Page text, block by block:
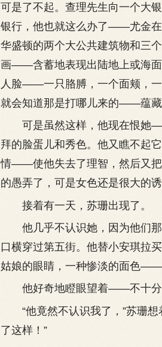
可是了不起。查理先生向一个大
银行，他也就这么办了——尤金在
华盛顿的两个大公共建筑物和三
画——含蓄地表现出陆地上或海面
人脸——一只胳膊，一个面颊，
就会知道那是打哪儿来的——蕴藏
可是虽然这样，他现在恨她
拜的脸蛋儿和秀色。他又瞧不起
情——使他失去了理智，然后又把
的愚弄了，可是女色还是很大的
接着有一天，苏珊出现了。
他几乎不认识她，因为他们那
口横穿过第五街。他替小安琪拉
姑娘的眼睛，一种惨淡的面色
他好奇地瞪眼望着——不十分
“他竟然不认识我了，”苏珊想
了这样！”